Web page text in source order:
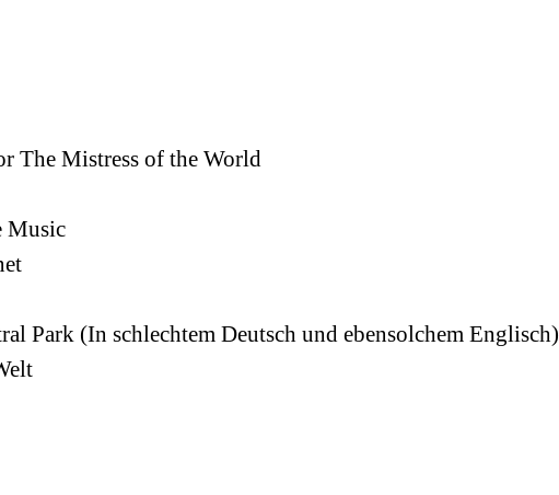
The Mistress of the World
Music
Park (In schlechtem Deutsch und ebensolchem Englisch)